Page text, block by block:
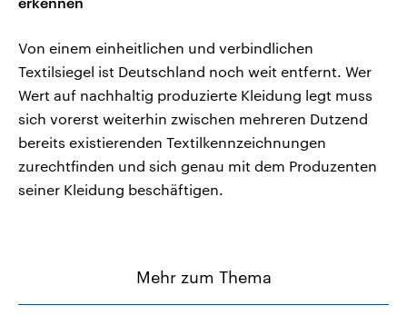
Von einem einheitlichen und verbindlichen
Textilsiegel ist Deutschland noch weit entfernt. Wer
Wert auf nachhaltig produzierte Kleidung legt muss
sich vorerst weiterhin zwischen mehreren Dutzend
bereits existierenden Textilkennzeichnungen
zurechtfinden und sich genau mit dem Produzenten
seiner Kleidung beschäftigen.
Mehr zum Thema